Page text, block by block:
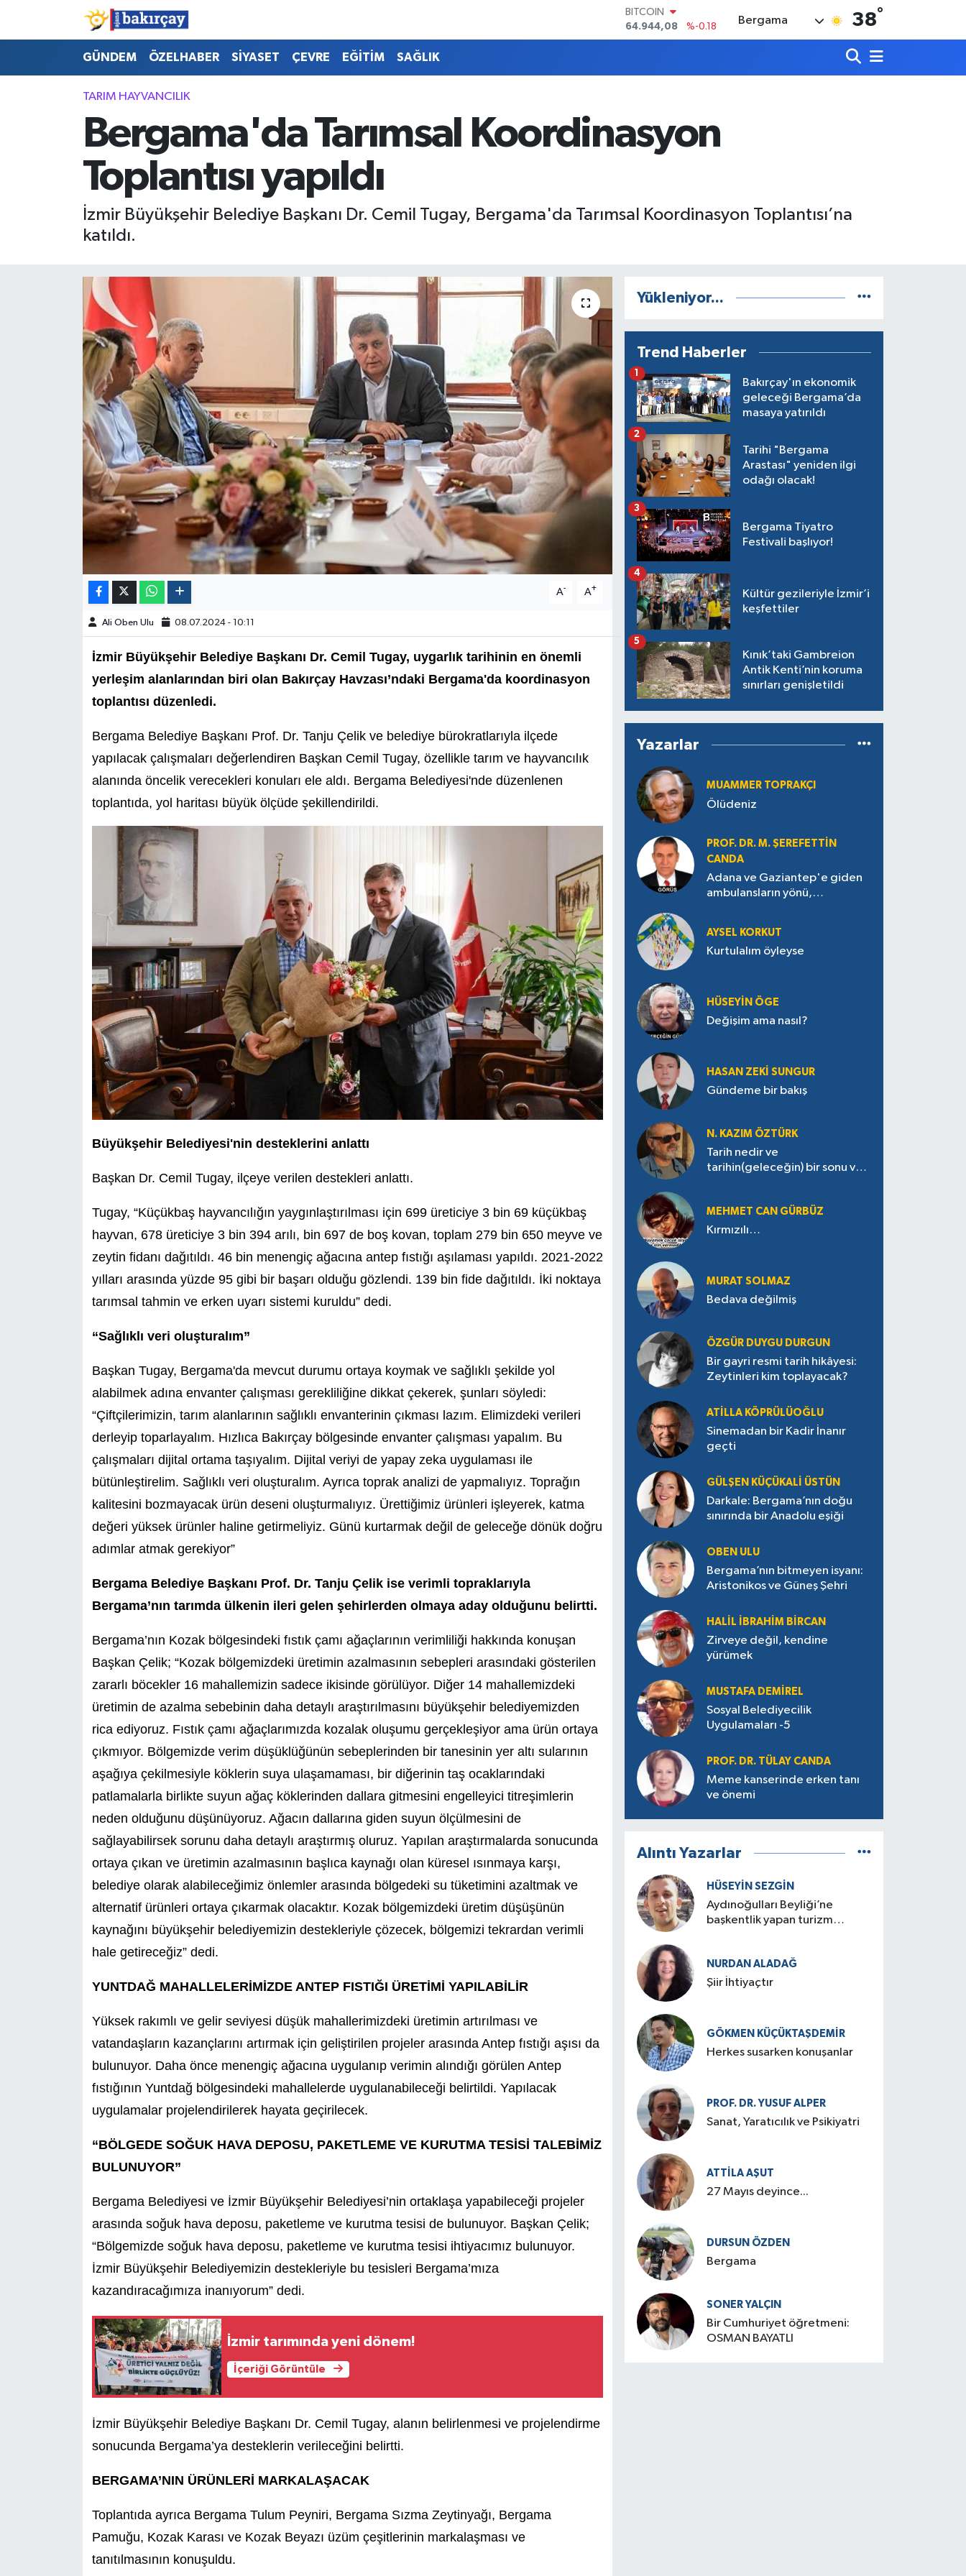
47,7436
STERLİN
BİST100
13.779
%-14
Bergama 38°
GÜNDEM ÖZELHABER SİYASET ÇEVRE EĞİTİM SAĞLIK
TARIM HAYVANCILIK
Bergama'da Tarımsal Koordinasyon
Toplantısı yapıldı
İzmir Büyükşehir Belediye Başkanı Dr. Cemil Tugay, Bergama'da Tarımsal Koordinasyon Toplantısı’na
katıldı.
A- A+
Ali Oben Ulu 08.07.2024 - 10:11
İzmir Büyükşehir Belediye Başkanı Dr. Cemil Tugay, uygarlık tarihinin en önemli
yerleşim alanlarından biri olan Bakırçay Havzası’ndaki Bergama'da koordinasyon
toplantısı düzenledi.
Bergama Belediye Başkanı Prof. Dr. Tanju Çelik ve belediye bürokratlarıyla ilçede
yapılacak çalışmaları değerlendiren Başkan Cemil Tugay, özellikle tarım ve hayvancılık
alanında öncelik verecekleri konuları ele aldı. Bergama Belediyesi'nde düzenlenen
toplantıda, yol haritası büyük ölçüde şekillendirildi.
Büyükşehir Belediyesi'nin desteklerini anlattı
Başkan Dr. Cemil Tugay, ilçeye verilen destekleri anlattı.
Tugay, “Küçükbaş hayvancılığın yaygınlaştırılması için 699 üreticiye 3 bin 69 küçükbaş
hayvan, 678 üreticiye 3 bin 394 arılı, bin 697 de boş kovan, toplam 279 bin 650 meyve ve
zeytin fidanı dağıtıldı. 46 bin menengiç ağacına antep fıstığı aşılaması yapıldı. 2021-2022
yılları arasında yüzde 95 gibi bir başarı olduğu gözlendi. 139 bin fide dağıtıldı. İki noktaya
tarımsal tahmin ve erken uyarı sistemi kuruldu” dedi.
“Sağlıklı veri oluşturalım”
Başkan Tugay, Bergama'da mevcut durumu ortaya koymak ve sağlıklı şekilde yol
alabilmek adına envanter çalışması gerekliliğine dikkat çekerek, şunları söyledi:
“Çiftçilerimizin, tarım alanlarının sağlıklı envanterinin çıkması lazım. Elimizdeki verileri
derleyip toparlayalım. Hızlıca Bakırçay bölgesinde envanter çalışması yapalım. Bu
çalışmaları dijital ortama taşıyalım. Dijital veriyi de yapay zeka uygulaması ile
bütünleştirelim. Sağlıklı veri oluşturalım. Ayrıca toprak analizi de yapmalıyız. Toprağın
kalitesini bozmayacak ürün deseni oluşturmalıyız. Ürettiğimiz ürünleri işleyerek, katma
değeri yüksek ürünler haline getirmeliyiz. Günü kurtarmak değil de geleceğe dönük doğru
adımlar atmak gerekiyor”
Bergama Belediye Başkanı Prof. Dr. Tanju Çelik ise verimli topraklarıyla
Bergama’nın tarımda ülkenin ileri gelen şehirlerden olmaya aday olduğunu belirtti.
Bergama’nın Kozak bölgesindeki fıstık çamı ağaçlarının verimliliği hakkında konuşan
Başkan Çelik; “Kozak bölgemizdeki üretimin azalmasının sebepleri arasındaki gösterilen
zararlı böcekler 16 mahallemizin sadece ikisinde görülüyor. Diğer 14 mahallemizdeki
üretimin de azalma sebebinin daha detaylı araştırılmasını büyükşehir belediyemizden
rica ediyoruz. Fıstık çamı ağaçlarımızda kozalak oluşumu gerçekleşiyor ama ürün ortaya
çıkmıyor. Bölgemizde verim düşüklüğünün sebeplerinden bir tanesinin yer altı sularının
aşağıya çekilmesiyle köklerin suya ulaşamaması, bir diğerinin taş ocaklarındaki
patlamalarla birlikte suyun ağaç köklerinden dallara gitmesini engelleyici titreşimlerin
neden olduğunu düşünüyoruz. Ağacın dallarına giden suyun ölçülmesini de
sağlayabilirsek sorunu daha detaylı araştırmış oluruz. Yapılan araştırmalarda sonucunda
ortaya çıkan ve üretimin azalmasının başlıca kaynağı olan küresel ısınmaya karşı,
belediye olarak alabileceğimiz önlemler arasında bölgedeki su tüketimini azaltmak ve
alternatif ürünleri ortaya çıkarmak olacaktır. Kozak bölgemizdeki üretim düşüşünün
kaynağını büyükşehir belediyemizin destekleriyle çözecek, bölgemizi tekrardan verimli
hale getireceğiz” dedi.
YUNTDAĞ MAHALLELERİMİZDE ANTEP FISTIĞI ÜRETİMİ YAPILABİLİR
Yüksek rakımlı ve gelir seviyesi düşük mahallerimizdeki üretimin artırılması ve
vatandaşların kazançlarını artırmak için geliştirilen projeler arasında Antep fıstığı aşısı da
bulunuyor. Daha önce menengiç ağacına uygulanıp verimin alındığı görülen Antep
fıstığının Yuntdağ bölgesindeki mahallelerde uygulanabileceği belirtildi. Yapılacak
uygulamalar projelendirilerek hayata geçirilecek.
“BÖLGEDE SOĞUK HAVA DEPOSU, PAKETLEME VE KURUTMA TESİSİ TALEBİMİZ
BULUNUYOR”
Bergama Belediyesi ve İzmir Büyükşehir Belediyesi’nin ortaklaşa yapabileceği projeler
arasında soğuk hava deposu, paketleme ve kurutma tesisi de bulunuyor. Başkan Çelik;
“Bölgemizde soğuk hava deposu, paketleme ve kurutma tesisi ihtiyacımız bulunuyor.
İzmir Büyükşehir Belediyemizin destekleriyle bu tesisleri Bergama’mıza
kazandıracağımıza inanıyorum” dedi.
İzmir tarımında yeni dönem!
İçeriği Görüntüle
İzmir Büyükşehir Belediye Başkanı Dr. Cemil Tugay, alanın belirlenmesi ve projelendirme
sonucunda Bergama’ya desteklerin verileceğini belirtti.
BERGAMA’NIN ÜRÜNLERİ MARKALAŞACAK
Toplantıda ayrıca Bergama Tulum Peyniri, Bergama Sızma Zeytinyağı, Bergama
Pamuğu, Kozak Karası ve Kozak Beyazı üzüm çeşitlerinin markalaşması ve
tanıtılmasının konuşuldu.
Yükleniyor...
Trend Haberler
Bakırçay'ın ekonomik
geleceği Bergama’da
masaya yatırıldı
1
Tarihi "Bergama
Arastası" yeniden ilgi
odağı olacak!
2
Bergama Tiyatro
Festivali başlıyor!
3
Kültür gezileriyle İzmir’i
keşfettiler
4
Kınık’taki Gambreion
Antik Kenti’nin koruma
sınırları genişletildi
5
Yazarlar
MUAMMER TOPRAKÇI
Ölüdeniz
PROF. DR. M. ŞEREFETTIN
CANDA
Adana ve Gaziantep'e giden
ambulansların yönü,
AYSEL KORKUT
Kurtulalım öyleyse
HÜSEYIN ÖGE
Değişim ama nasıl?
HASAN ZEKI SUNGUR
Gündeme bir bakış
N. KAZIM ÖZTÜRK
Tarih nedir ve
tarihin(geleceğin) bir sonu var
MEHMET CAN GÜRBÜZ
Kırmızılı…
MURAT SOLMAZ
Bedava değilmiş
ÖZGÜR DUYGU DURGUN
Bir gayri resmi tarih hikâyesi:
Zeytinleri kim toplayacak?
ATILLA KÖPRÜLÜOĞLU
Sinemadan bir Kadir İnanır
geçti
GÜLŞEN KÜÇÜKALI ÜSTÜN
Darkale: Bergama’nın doğu
sınırında bir Anadolu eşiği
OBEN ULU
Bergama’nın bitmeyen isyanı:
Aristonikos ve Güneş Şehri
HALIL İBRAHIM BIRCAN
Zirveye değil, kendine
yürümek
MUSTAFA DEMIREL
Sosyal Belediyecilik
Uygulamaları -5
PROF. DR. TÜLAY CANDA
Meme kanserinde erken tanı
ve önemi
Alıntı Yazarlar
HÜSEYIN SEZGIN
Aydınoğulları Beyliği’ne
başkentlik yapan turizm
NURDAN ALADAĞ
Şiir İhtiyaçtır
GÖKMEN KÜÇÜKTAŞDEMIR
Herkes susarken konuşanlar
PROF. DR. YUSUF ALPER
Sanat, Yaratıcılık ve Psikiyatri
ATTILA AŞUT
27 Mayıs deyince...
DURSUN ÖZDEN
Bergama
SONER YALÇIN
Bir Cumhuriyet öğretmeni:
OSMAN BAYATLI
İzmir Nöbetçi Eczaneler
İzmir Hava Durumu
İzmir Namaz Vakitleri
İzmir Trafik Yoğunluk Haritası
Süper Lig Puan Durumu ve Fikstür
Tüm Manşetler
Son Dakika Haberleri
Haber Arşivi